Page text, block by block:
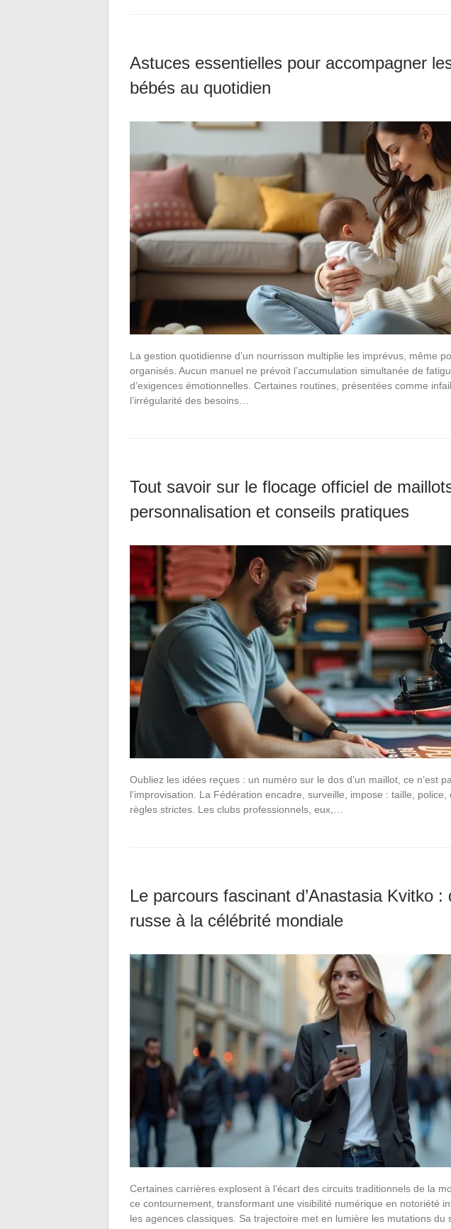
Astuces essentielles pour accompagner
bébés au quotidien
La gestion quotidienne d’un nourrisson multiplie les imprévus, même
organisés. Aucun manuel ne prévoit l’accumulation simultanée de
d’exigences émotionnelles. Certaines routines, présentées comme
l’irrégularité des besoins…
Tout savoir sur le flocage officiel de
personnalisation et conseils pratiques
Oubliez les idées reçues : un numéro sur le dos d’un maillot, ce n’est
l’improvisation. La Fédération encadre, surveille, impose : taille,
règles strictes. Les clubs professionnels, eux,…
Le parcours fascinant d’Anastasia Kvitko :
russe à la célébrité mondiale
Certaines carrières explosent à l’écart des circuits traditionnels de la
ce contournement, transformant une visibilité numérique en notoriété
les agences classiques. Sa trajectoire met en lumière les mutations du